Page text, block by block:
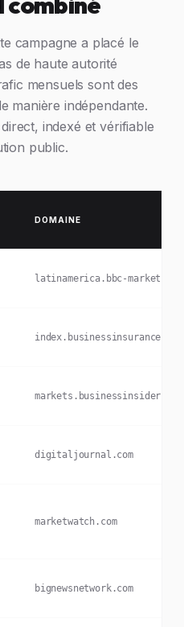
campagne a placé le
de haute autorité
mensuels sont des
manière indépendante.
indexé et vérifiable
public.
DOMAINE
latinamerica.bbc-
index.businessinsurance.com
markets.businessinsider.com
digitaljournal.com
marketwatch.com
bignewsnetwork.com